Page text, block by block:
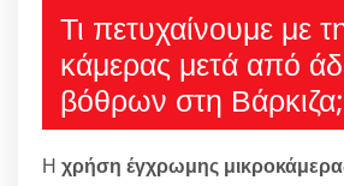
Τι πετυχαίνουμε με
κάμερας μετά από
βόθρων στη Βάρκιζα;
Η χρήση έγχρωμης